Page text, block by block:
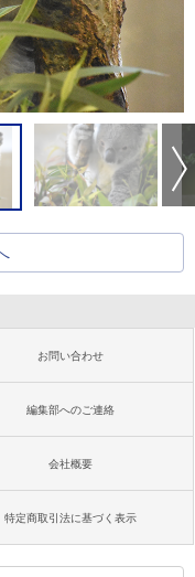
お問い合わせ
編集部へのご連絡
会社概要
特定商取引法に基づく表示